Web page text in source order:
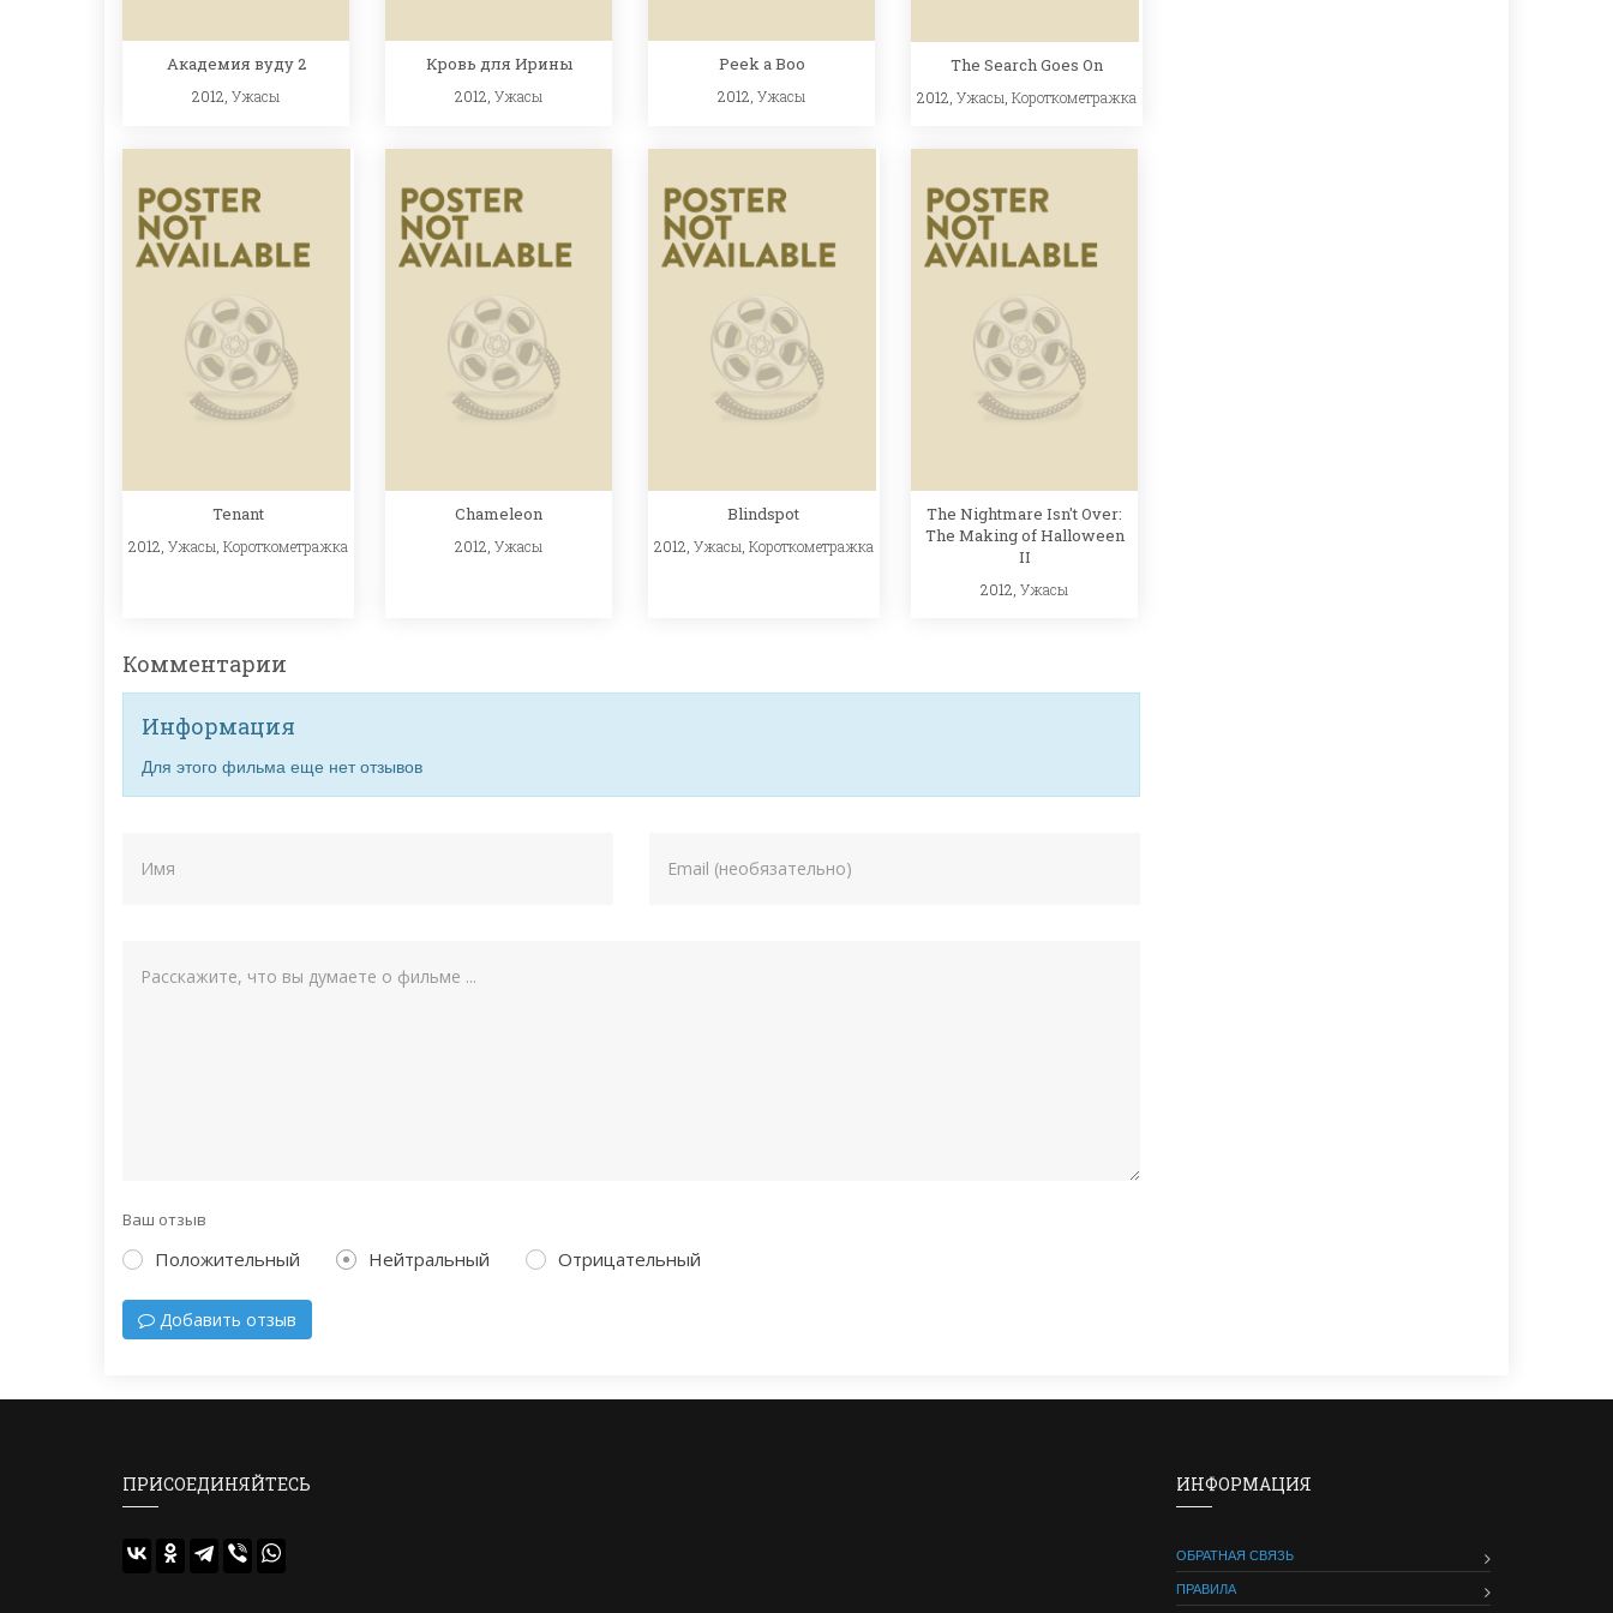
Академия вуду 2
2012, Ужасы
Кровь для Ирины
2012, Ужасы
Peek a Boo
2012, Ужасы
The Search Goes On
2012, Ужасы Короткометражка
Tenant
2012, Ужасы, Короткометражка
Chameleon
2012, Ужасы
Blindspot
2012, Ужасы, Короткометражка
The Nightmare Isn't Over:
The Making of Halloween
II
2012, Ужасы
Комментарии
Информация
Для этого фильма еще нет отзывов
Ваш отзыв
Положительный Нейтральный Отрицательный
Добавить отзыв
ПРИСОЕДИНЯЙТЕСЬ ИНФОРМАЦИЯ
ОБРАТНАЯ СВЯЗЬ
ПРАВИЛА